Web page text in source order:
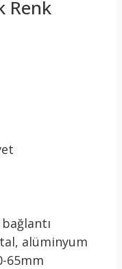
Renk
alüminyum
65mm